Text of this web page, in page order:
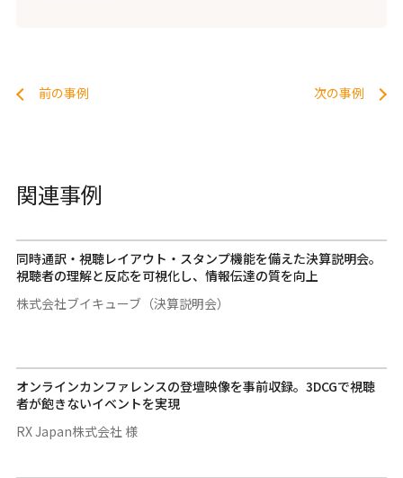
前の事例 次の事例
関連事例
同時通訳・視聴レイアウト・スタンプ機能を備えた決算説明会。
視聴者の理解と反応を可視化し、情報伝達の質を向上
株式会社ブイキューブ（決算説明会）
オンラインカンファレンスの登壇映像を事前収録。3DCGで視聴
者が飽きないイベントを実現
RX Japan株式会社 様